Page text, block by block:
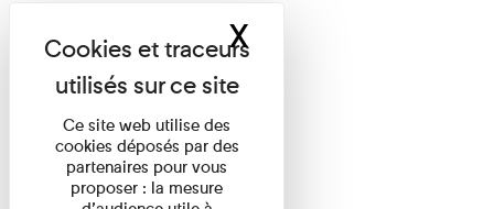
Ce site web utilise des
cookies déposés par des
partenaires pour vous
proposer : la mesure
XMasquer le